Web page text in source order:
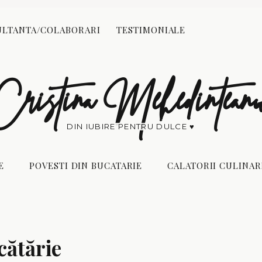
COLABORARI TESTIMONIALE
DIN IUBIRE PENTRU DULCE ♥
POVESTI DIN BUCATARIE CALATORII